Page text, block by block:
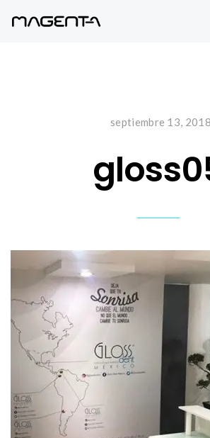
septiembre 13, 2018